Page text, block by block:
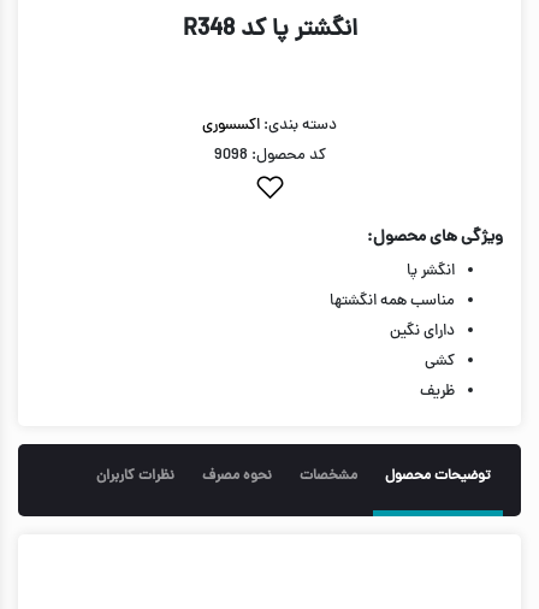
انگشتر پا کد R348
دسته بندی: اکسسوری
کد محصول: 9098
ویژگی های محصول:
انگشر پا
مناسب همه انگشتها
دارای نگین
کشی
ظریف
توضیحات محصول مشخصات نحوه مصرف نظرات کاربران